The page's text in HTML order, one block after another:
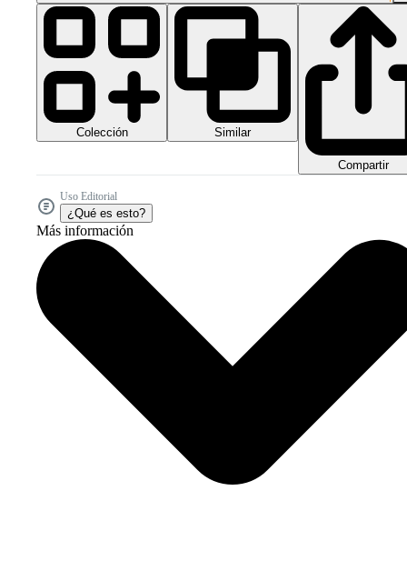
Colección Similar
Compartir
Uso Editorial
¿Qué es esto?
Más información